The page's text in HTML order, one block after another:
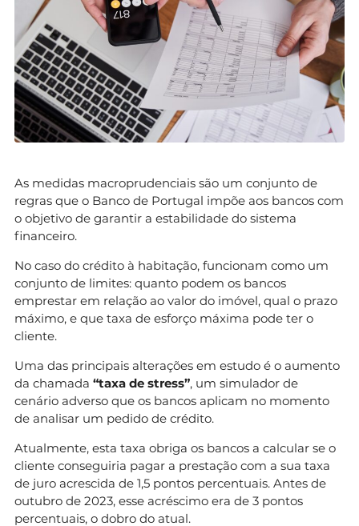
As medidas macroprudenciais são um conjunto de
regras que o Banco de Portugal impõe aos bancos com
o objetivo de garantir a estabilidade do sistema
financeiro.
No caso do crédito à habitação, funcionam como um
conjunto de limites: quanto podem os bancos
emprestar em relação ao valor do imóvel, qual o prazo
máximo, e que taxa de esforço máxima pode ter o
cliente.
Uma das principais alterações em estudo é o aumento
da chamada “taxa de stress”, um simulador de
cenário adverso que os bancos aplicam no momento
de analisar um pedido de crédito.
Atualmente, esta taxa obriga os bancos a calcular se o
cliente conseguiria pagar a prestação com a sua taxa
de juro acrescida de 1,5 pontos percentuais. Antes de
outubro de 2023, esse acréscimo era de 3 pontos
percentuais, o dobro do atual.